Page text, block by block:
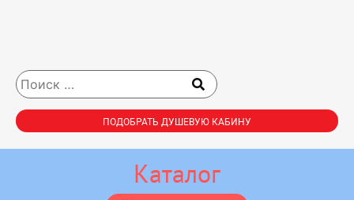
ПОДОБРАТЬ ДУШЕВУЮ КАБИНУ
Каталог